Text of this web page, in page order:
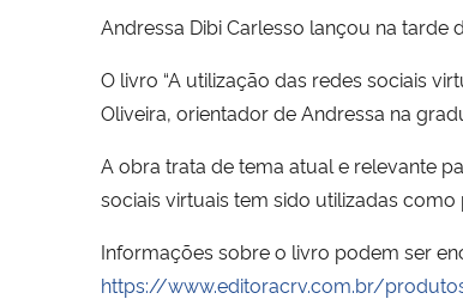
Andressa Dibi Carlesso lançou na
O livro “A utilização das redes sociais
Oliveira, orientador de Andressa na
A obra trata de tema atual e relevante
sociais virtuais tem sido utilizadas
Informações sobre o livro podem ser
https://www.editoracrv.com.br/